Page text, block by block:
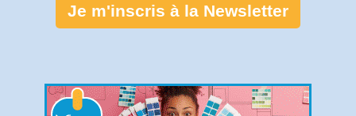
Je m'inscris à la Newsletter